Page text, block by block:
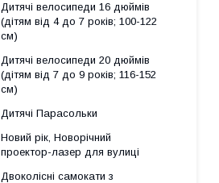
Дитячі велосипеди 16 дюймів
(дітям від 4 до 7 років; 100-122
см)
Дитячі велосипеди 20 дюймів
(дітям від 7 до 9 років; 116-152
см)
Дитячі Парасольки
Новий рік, Новорічний
проектор-лазер для вулиці
Двоколісні самокати з